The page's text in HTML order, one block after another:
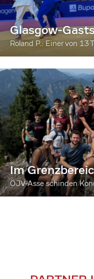
Glasgow-
Roland P.: Einer von 13
Im
ÖJV-Asse schinden